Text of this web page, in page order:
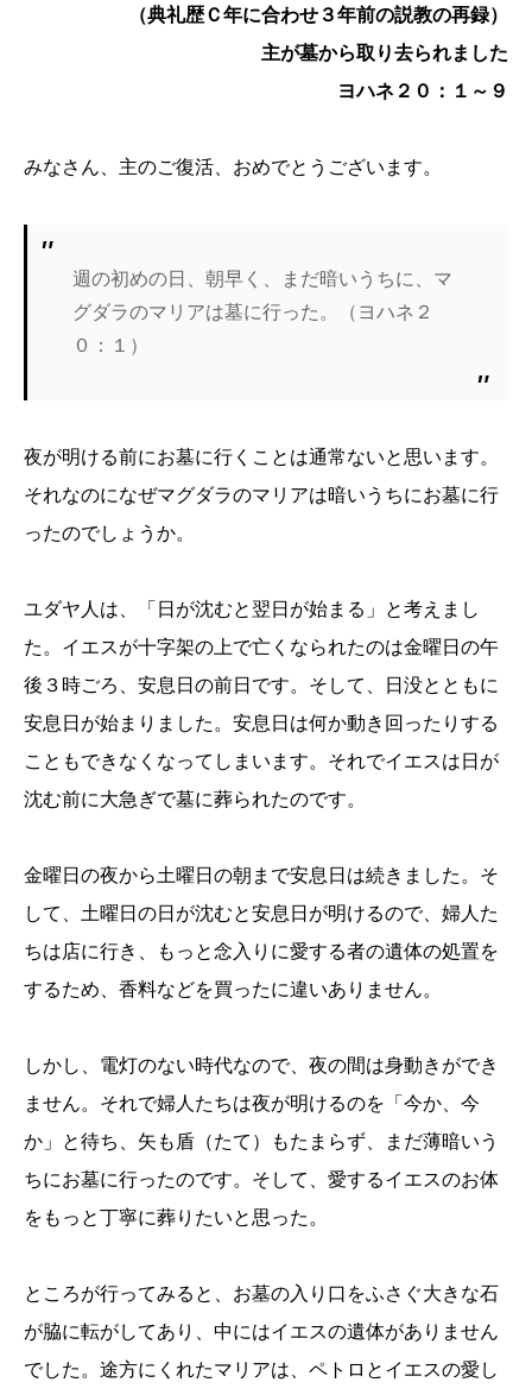
（典礼歴Ｃ年に合わせ３年前の説教の再録）
主が墓から取り去られました
ヨハネ２０：１～９
みなさん、主のご復活、おめでとうございます。
週の初めの日、朝早く、まだ暗いうちに、マ
グダラのマリアは墓に行った。（ヨハネ２
０：１）
夜が明ける前にお墓に行くことは通常ないと思います。
それなのになぜマグダラのマリアは暗いうちにお墓に行
ったのでしょうか。
ユダヤ人は、「日が沈むと翌日が始まる」と考えまし
た。イエスが十字架の上で亡くなられたのは金曜日の午
後３時ごろ、安息日の前日です。そして、日没とともに
安息日が始まりました。安息日は何か動き回ったりする
こともできなくなってしまいます。それでイエスは日が
沈む前に大急ぎで墓に葬られたのです。
金曜日の夜から土曜日の朝まで安息日は続きました。そ
して、土曜日の日が沈むと安息日が明けるので、婦人た
ちは店に行き、もっと念入りに愛する者の遺体の処置を
するため、香料などを買ったに違いありません。
しかし、電灯のない時代なので、夜の間は身動きができ
ません。それで婦人たちは夜が明けるのを「今か、今
か」と待ち、矢も盾（たて）もたまらず、まだ薄暗いう
ちにお墓に行ったのです。そして、愛するイエスのお体
をもっと丁寧に葬りたいと思った。
ところが行ってみると、お墓の入り口をふさぐ大きな石
が脇に転がしてあり、中にはイエスの遺体がありません
でした。途方にくれたマリアは、ペトロとイエスの愛し